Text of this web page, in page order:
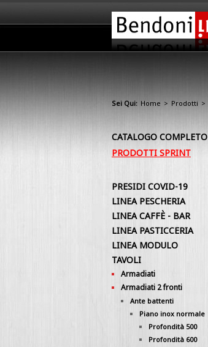
Sei Qui: Home > Prodotti >
CATALOGO COMPLETO
PRODOTTI SPRINT
PRESIDI COVID-19
LINEA PESCHERIA
LINEA CAFFÈ - BAR
LINEA PASTICCERIA
LINEA MODULO
TAVOLI
Armadiati
Armadiati 2 fronti
Ante battenti
Piano inox normale
Profondità 500
Profondità 600